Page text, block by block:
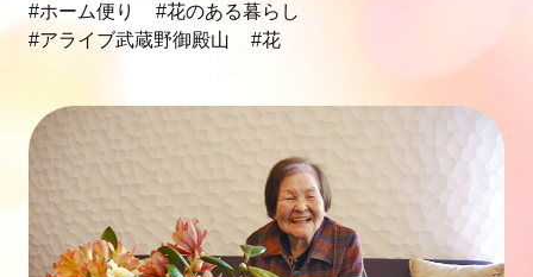
#ホーム便り
#花のある暮らし
#アライブ武蔵野御殿山
#花